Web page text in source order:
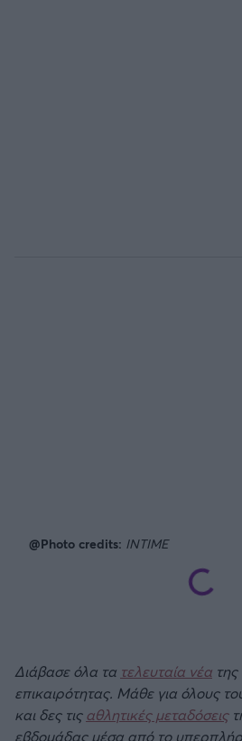
@Photo credits: INTIME
Διάβασε όλα τα τελευταία νέα
επικαιρότητας. Μάθε για όλους
και δες τιςαθλητικές μεταδόσεις
εβδομάδας μέσα από το